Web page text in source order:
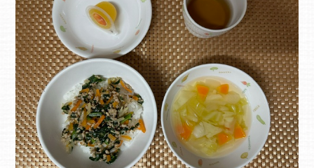
会社概要
各保育園のご紹介
入園・見学の問い合わせ